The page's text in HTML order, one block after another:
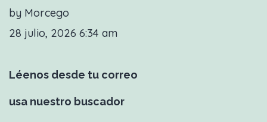
by Morcego
28 julio, 2026 6:34 am
Léenos desde tu correo
usa nuestro buscador